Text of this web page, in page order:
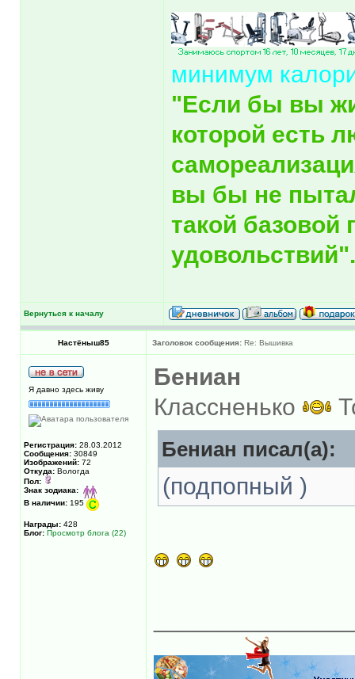
минимум
"Если бы вы
которой есть
вы бы не
такой базовой
удовольствий".
Вернуться к началу
Настёныш85 Заголовок сообщения: Re: Вышивка
Я давно здесь живу
Регистрация: 28.03.2012
Сообщения: 30849
Изображений: 72
Откуда: Вологда
Пол:
Знак зодиака:
В наличии: 195
Награды: 428
Блог: Просмотр блога (22)
Бениан
Классненько
Бениан писал(а):
(подпопный )